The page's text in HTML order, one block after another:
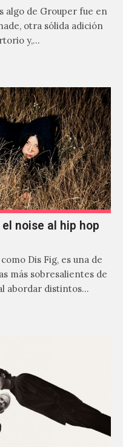
algo de Grouper fue en
otra sólida adición
y,…
noise al hip hop
Dis Fig, es una de
más sobresalientes de
abordar distintos